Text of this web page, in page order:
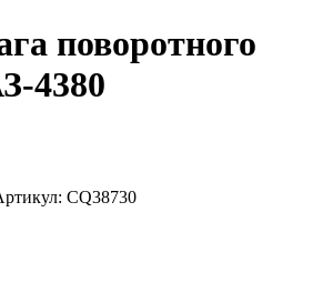
поворотного
4380
CQ38730